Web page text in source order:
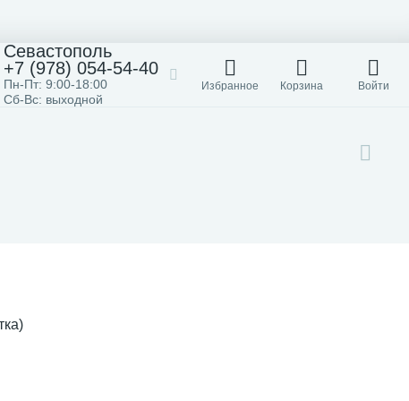
Севастополь
+7 (978) 054-54-40
Пн-Пт: 9:00-18:00
Сб-Вс: выходной
Избранное Корзина Войти